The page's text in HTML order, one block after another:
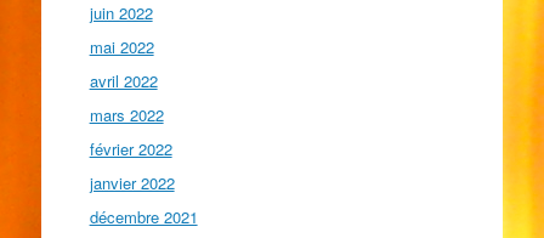
juin 2022
mai 2022
avril 2022
mars 2022
février 2022
janvier 2022
décembre 2021